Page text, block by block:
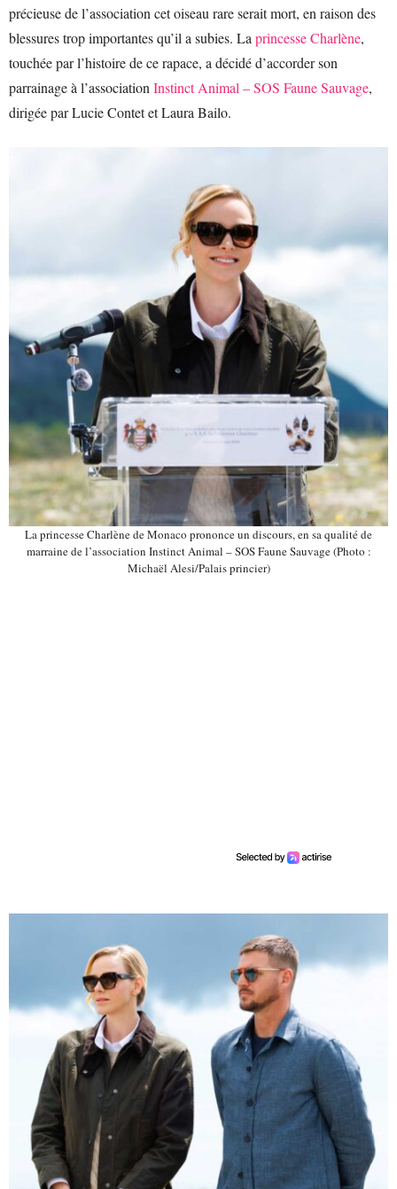
précieuse de l’association cet oiseau rare serait mort, en raison des
blessures trop importantes qu’il a subies. La princesse Charlène,
touchée par l’histoire de ce rapace, a décidé d’accorder son
parrainage à l’association Instinct Animal – SOS Faune Sauvage,
dirigée par Lucie Contet et Laura Bailo.
La princesse Charlène de Monaco prononce un discours, en sa qualité de
marraine de l’association Instinct Animal – SOS Faune Sauvage (Photo :
Michaël Alesi/Palais princier)